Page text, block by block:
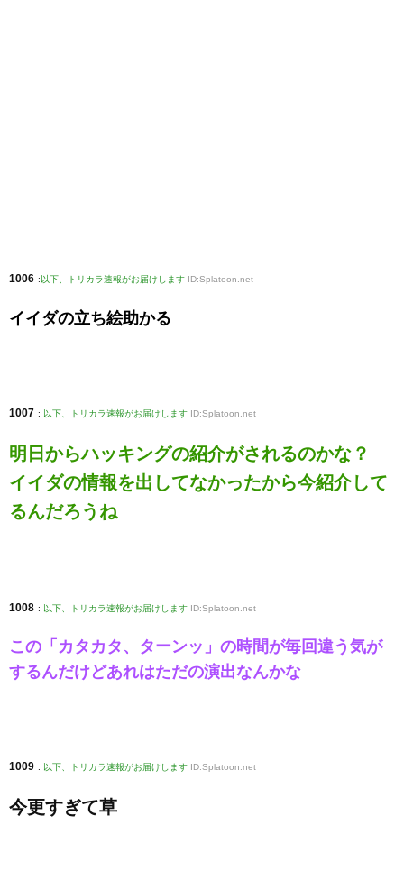
1006 :以下、トリカラ速報がお届けします ID:Splatoon.net
イイダの立ち絵助かる
1007 : 以下、トリカラ速報がお届けします ID:Splatoon.net
明日からハッキングの紹介がされるのかな？
イイダの情報を出してなかったから今紹介して
るんだろうね
1008 : 以下、トリカラ速報がお届けします ID:Splatoon.net
この「カタカタ、ターンッ」の時間が毎回違う気が
するんだけどあれはただの演出なんかな
1009 : 以下、トリカラ速報がお届けします ID:Splatoon.net
今更すぎて草